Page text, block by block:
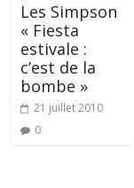
Les Simpson
« Fiesta
estivale :
c’est de la
bombe »
21 juillet 2010
0